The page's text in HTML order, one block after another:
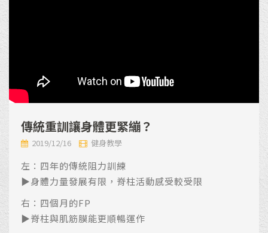
傳統重訓讓身體更緊繃？
2019/12/16 健身教學
左：四年的傳統阻力訓練
▶️身體力量發展有限，脊柱活動感受較受限
右：四個月的FP
▶️脊柱與肌筋膜能更順暢運作